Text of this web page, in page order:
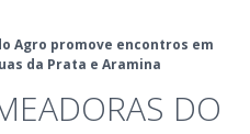
Agro promove encontros em
da Prata e Aramina
DO